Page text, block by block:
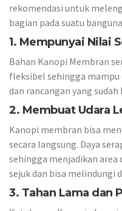
rekomendasi untuk
bagian pada suatu
1. Mempunyai Nilai
Bahan Kanopi Membran
fleksibel sehingga mampu
dan rancangan yang
2. Membuat Udara
Kanopi membran bisa
secara langsung. Daya
sehingga menjadikan area
sejuk dan bisa melindungi
3. Tahan Lama dan